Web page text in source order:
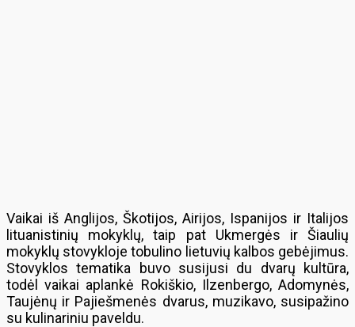
Vaikai iš Anglijos, Škotijos, Airijos, Ispanijos ir Italijos
lituanistinių mokyklų, taip pat Ukmergės ir Šiaulių
mokyklų stovykloje tobulino lietuvių kalbos gebėjimus.
Stovyklos tematika buvo susijusi du dvarų kultūra,
todėl vaikai aplankė Rokiškio, Ilzenbergo, Adomynės,
Taujėnų ir Pajiešmenės dvarus, muzikavo, susipažino
su kulinariniu paveldu.